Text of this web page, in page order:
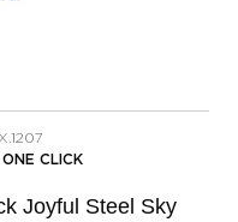
CLICK
Joyful Steel Sky